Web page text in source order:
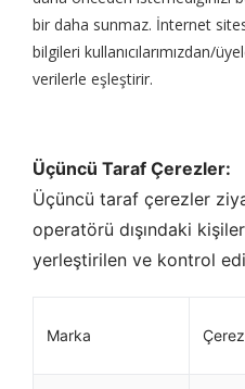
bir daha sunmaz. İnternet
bilgileri kullanıcılarımızdan/
verilerle eşleştirir.
Üçüncü Taraf Çerezler:
Üçüncü taraf çerezler
operatörü dışındaki
yerleştirilen ve kontrol
Marka